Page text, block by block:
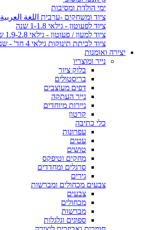
ימי הולדת ומסיבות
ציוד ומשחקים -ערבית اللغة العربية
ציוד לפעוטון - גילאי 1-1.8 שנה
ציוד למעון / פעוטון - גילאי 1.9-2.8 שנה
ציוד לכיתת תינוקות גילאי 4 חד' - שנה
יצירה ואומנות
נייר ומוצריו
בלוק ציור
בריסטולים
דפים מעוצבים
נייר העתקה
ניירות מיוחדים
קרטון
כלי כתיבה
עפרונות
עטים
טושים
מחקים וטיפקס
סרגלים ומחדדים
גירים
צבעים מכחולים ומברשות
צבעים
מכחולים
מברשות
ספוגים וגלגלות